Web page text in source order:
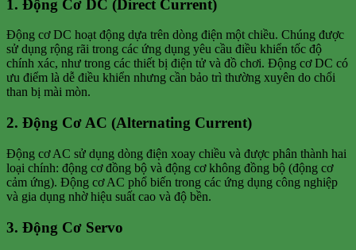
1. Động Cơ DC (Direct Current)
Động cơ DC hoạt động dựa trên dòng điện một chiều. Chúng được
sử dụng rộng rãi trong các ứng dụng yêu cầu điều khiển tốc độ
chính xác, như trong các thiết bị điện tử và đồ chơi. Động cơ DC có
ưu điểm là dễ điều khiển nhưng cần bảo trì thường xuyên do chổi
than bị mài mòn.
2. Động Cơ AC (Alternating Current)
Động cơ AC sử dụng dòng điện xoay chiều và được phân thành hai
loại chính: động cơ đồng bộ và động cơ không đồng bộ (động cơ
cảm ứng). Động cơ AC phổ biến trong các ứng dụng công nghiệp
và gia dụng nhờ hiệu suất cao và độ bền.
3. Động Cơ Servo